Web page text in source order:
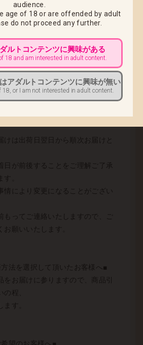
荷日のお知らせ
ました「CAT LAP MILK」につきま
荷させていただきます。
けは出荷日翌日から順次お届けと
日が前後することをご理解ご了承
す。
情により変更になることがござい
もってご連絡いたしますので、ご
お願いいたします。
法を選択して頂いたお客様へ■
をお届けに参りますので、商品引
の程、
ます。
audience.
age of 18 or are offended by adult
do not proceed any further.
ルトコンテンツに興味がある
18 and am interested in adult content.
アダルトコンテンツに興味が無い
18, or I am not interested in adult content.